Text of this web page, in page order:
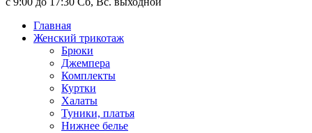
Главная
Женский трикотаж
Брюки
Джемпера
Комплекты
Куртки
Халаты
Туники, платья
Нижнее белье